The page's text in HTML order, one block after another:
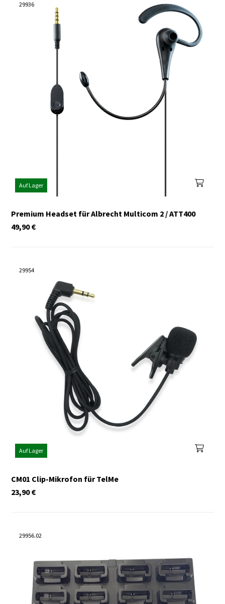
29936
Auf Lager
Premium Headset für Albrecht Multicom 2 / ATT400
€
49,90
29954
Auf Lager
CM01 Clip-Mikrofon für TelMe
€
23,90
29956.02